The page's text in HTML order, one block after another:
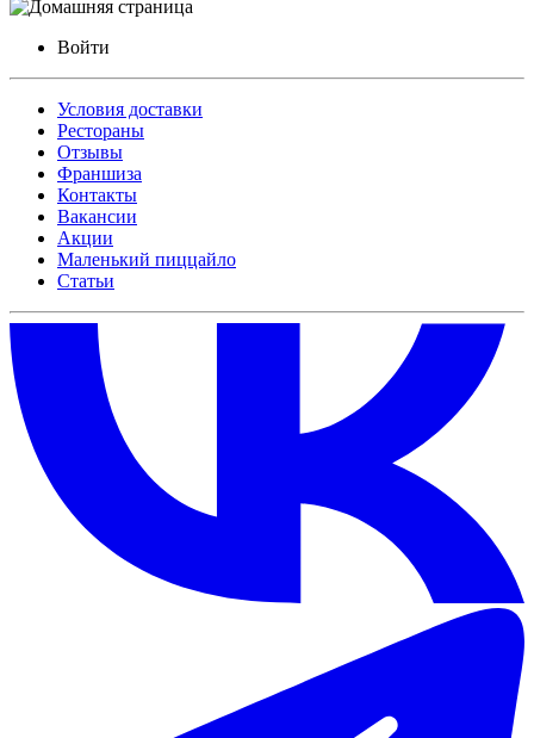
Войти
Условия доставки
Рестораны
Отзывы
Франшиза
Контакты
Вакансии
Акции
Маленький пиццайло
Статьи